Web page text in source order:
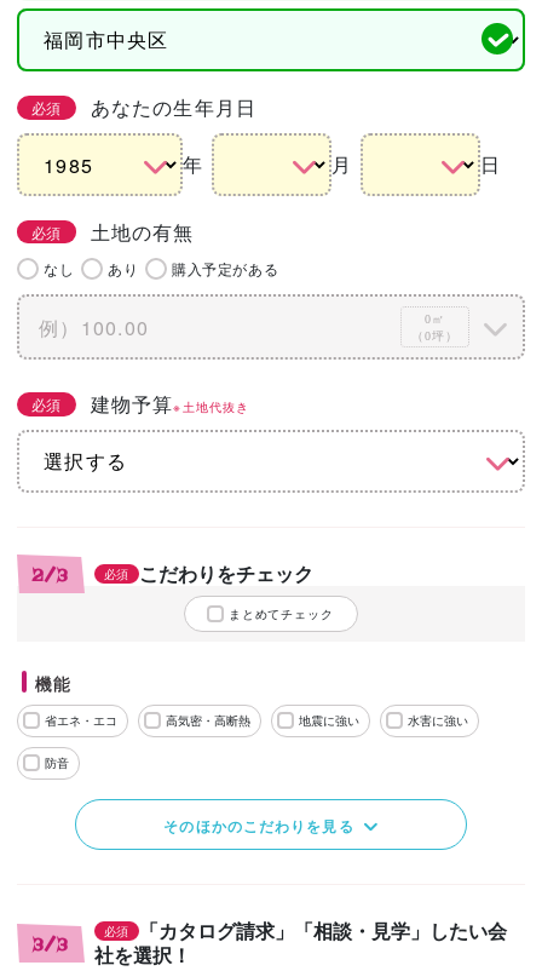
必須 あなたの生年月日
年 月 日
必須 土地の有無
なし あり 購入予定がある
0㎡
（0坪）
必須 建物予算※土地代抜き
2/3 必須 こだわりをチェック
まとめてチェック
機能
省エネ・エコ 高気密・高断熱 地震に強い 水害に強い
防音
そのほかのこだわりを見る
3/3
必須
「カタログ請求」「相談・見学」したい会
社を選択！